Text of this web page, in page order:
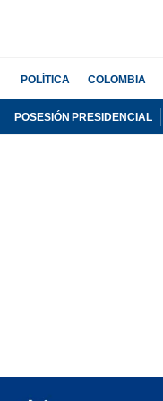
POLÍTICA COLOMBIA
POSESIÓN PRESIDENCIAL